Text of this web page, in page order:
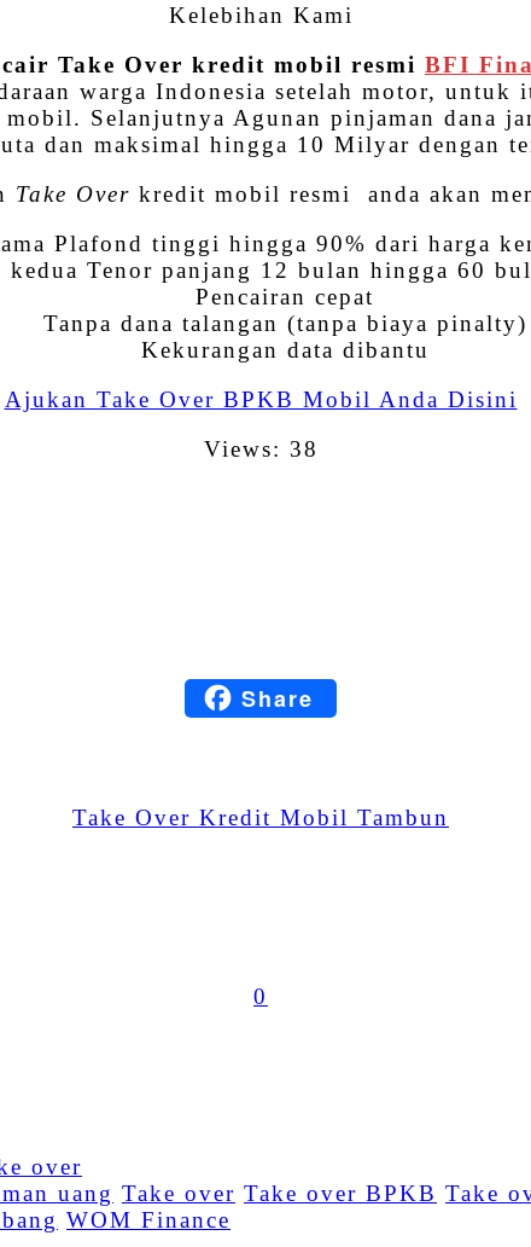
Kelebihan Kami
Take Over kredit mobil resmi BFI
warga Indonesia setelah motor, untuk
Selanjutnya Agunan pinjaman dana
dan maksimal hingga 10 Milyar dengan
Take Over kredit mobil resmi anda akan
Plafond tinggi hingga 90% dari harga
kedua Tenor panjang 12 bulan hingga 60
Pencairan cepat
Tanpa dana talangan (tanpa biaya pinalty)
Kekurangan data dibantu
Ajukan Take Over BPKB Mobil Anda Disini
Views: 38
BloggerShare
Share
Take Over Kredit Mobil Tambun
0
uang Take over Take over BPKB Take
WOM Finance